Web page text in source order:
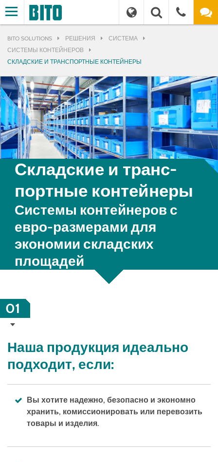
BITO SOLUTIONS РЕШЕНИЯ
СИСТЕМА
СИСТЕМЫ КОНТЕЙНЕРОВ
СКЛАДСКИЕ И ТРАНСПОРТНЫЕ КОНТЕЙНЕРЫ
Складские и транс­
порт­ные контейнеры
Системы контейнеров с
евро-размерами для
экономии складских
площадей
01
Наша продукция идеально
подходит, если:
Вы хотите надежно, безопасно и экономно
хранить, комиссионировать или перевозить
товары и изделия.